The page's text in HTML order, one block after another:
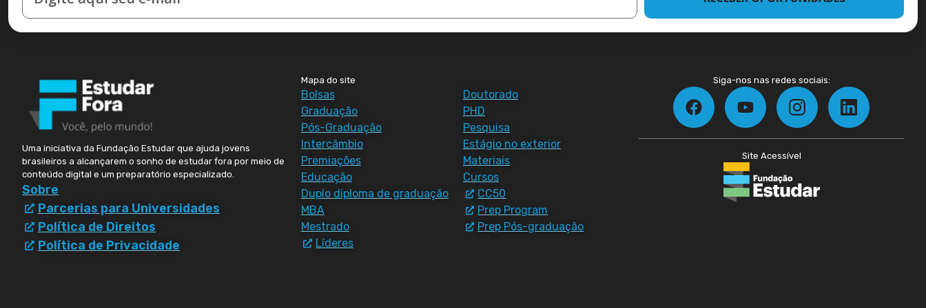
Uma iniciativa da Fundação Estudar que ajuda jovens
brasileiros a alcançarem o sonho de estudar fora por meio de
conteúdo digital e um preparatório especializado.
Sobre
Parcerias para Universidades
Política de Direitos
Política de Privacidade
Mapa do site
Bolsas
Graduação
Pós-Graduação
Intercâmbio
Premiações
Educação
Duplo diploma de graduação
MBA
Mestrado
Líderes
Doutorado
PHD
Pesquisa
Estágio no exterior
Materiais
Cursos
CC50
Prep Program
Prep Pós-graduação
Siga-nos nas redes sociais:
Site Acessível